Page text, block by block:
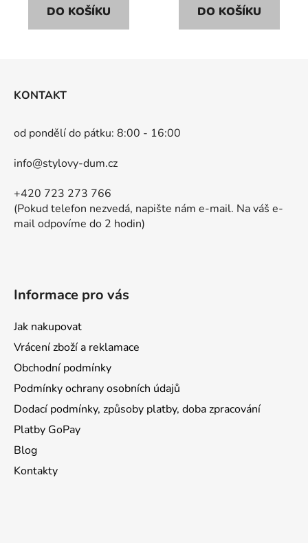
DO KOŠÍKU DO KOŠÍKU
KONTAKT
od pondělí do pátku: 8:00 - 16:00
info@stylovy-dum.cz
+420 723 273 766
(Pokud telefon nezvedá, napište nám e-mail. Na váš e-
mail odpovíme do 2 hodin)
Informace pro vás
Jak nakupovat
Vrácení zboží a reklamace
Obchodní podmínky
Podmínky ochrany osobních údajů
Dodací podmínky, způsoby platby, doba zpracování
Platby GoPay
Blog
Kontakty